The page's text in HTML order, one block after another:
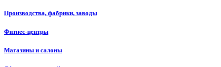
Производства, фабрики, заводы
Фитнес-центры
Магазины и салоны